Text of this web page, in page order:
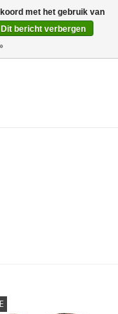
0 Artikelen - €0,00
met het gebruik van
Dit bericht verbergen